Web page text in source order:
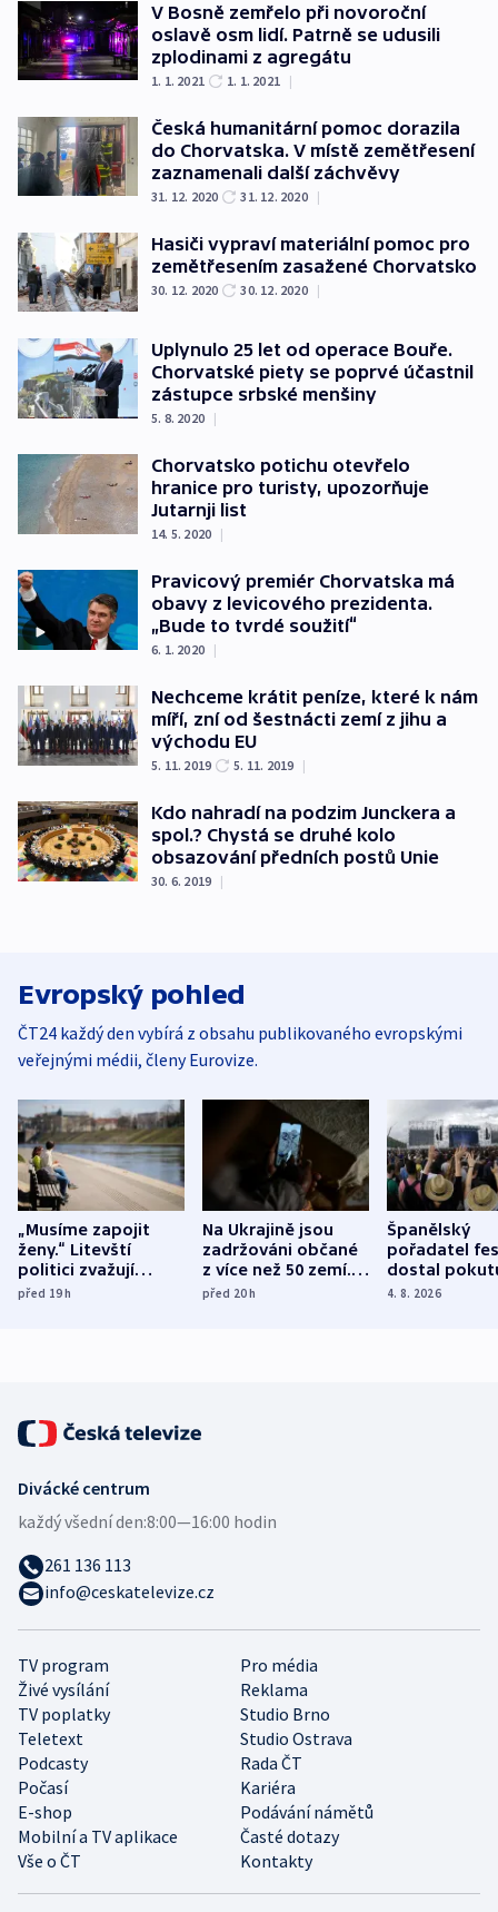
V Bosně zemřelo při novoroční
oslavě osm lidí. Patrně se udusili
zplodinami z agregátu
1. 1. 2021 1. 1. 2021 |
Česká humanitární pomoc dorazila
do Chorvatska. V místě zemětřesení
zaznamenali další záchvěvy
31. 12. 2020 31. 12. 2020 |
Hasiči vypraví materiální pomoc pro
zemětřesením zasažené Chorvatsko
30. 12. 2020 30. 12. 2020 |
Uplynulo 25 let od operace Bouře.
Chorvatské piety se poprvé účastnil
zástupce srbské menšiny
5. 8. 2020 |
Chorvatsko potichu otevřelo
hranice pro turisty, upozorňuje
Jutarnji list
14. 5. 2020 |
Pravicový premiér Chorvatska má
obavy z levicového prezidenta.
„Bude to tvrdé soužití“
6. 1. 2020 |
Nechceme krátit peníze, které k nám
míří, zní od šestnácti zemí z jihu a
východu EU
5. 11. 2019 5. 11. 2019 |
Kdo nahradí na podzim Junckera a
spol.? Chystá se druhé kolo
obsazování předních postů Unie
30. 6. 2019 |
Evropský pohled
ČT24 každý den vybírá z obsahu publikovaného evropskými
veřejnými médii, členy Eurovize.
„Musíme zapojit
ženy.“ Litevští
politici zvažují
dohodu o
před 19h
Na Ukrajině jsou
zadržováni občané
z více než 50 zemí.
Bojovali na straně
před 20h
Španělský
pořadatel
dostal
nekalé
4. 8. 2026
TV program
Pro média
Živé vysílání
Reklama
TV poplatky
Studio Brno
Teletext
Studio Ostrava
Podcasty
Rada ČT
Počasí
Kariéra
E-shop
Podávání námětů
Mobilní a TV aplikace
Časté dotazy
Vše o ČT
Kontakty
Divácké centrum
každý všední den:8:00—16:00 hodin
261 136 113
info@ceskatelevize.cz